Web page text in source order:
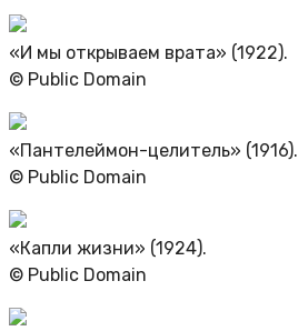
«И мы открываем врата» (1922).
© Public Domain
«Пантелеймон-целитель» (1916).
© Public Domain
«Капли жизни» (1924).
© Public Domain